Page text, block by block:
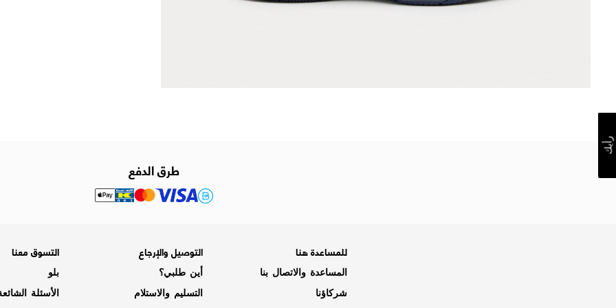
طرق الدفع
للمساعدة هنا
المساعدة والاتصال بنا
شركاؤنا
التوصيل والإرجاع
أين طلبي؟
التسليم والاستلام
التسوق معنا
بلو
الأسئلة
رأيك